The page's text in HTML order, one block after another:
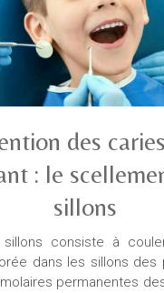
des
: le
sillons
consiste à
dans les sillons des
permanentes